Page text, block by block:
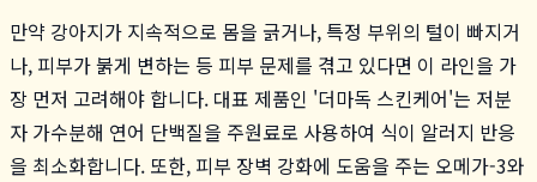
만약 강아지가 지속적으로 몸을 긁거나, 특정 부위의 털이 빠지거
나, 피부가 붉게 변하는 등 피부 문제를 겪고 있다면 이 라인을 가
장 먼저 고려해야 합니다. 대표 제품인 '더마독 스킨케어'는 저분
자 가수분해 연어 단백질을 주원료로 사용하여 식이 알러지 반응
을 최소화합니다. 또한, 피부 장벽 강화에 도움을 주는 오메가-3와